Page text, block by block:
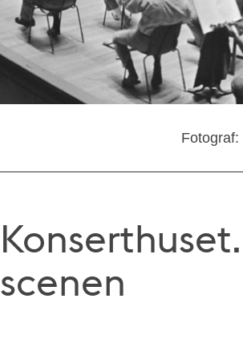
scenen